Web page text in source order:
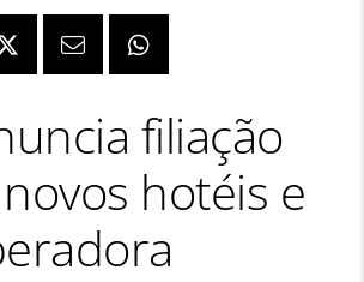
filiação
hotéis e